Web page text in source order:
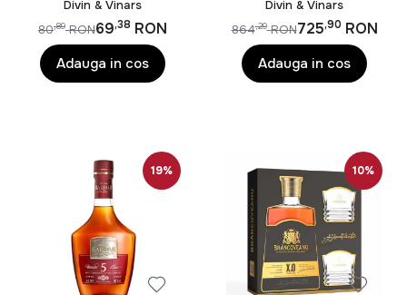
Divin & Vinars
69,38 RON
80,89 RON
Adauga in cos
Divin & Vinars
725,90 RON
864,29 RON
Adauga in cos
19% 10%